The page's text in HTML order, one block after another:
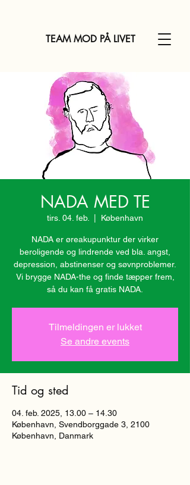
TEAM MOD PÅ LIVET
NADA MED TE
tirs. 04. feb. København
NADA er øreakupunktur der virker
beroligende og lindrende ved bla. angst,
depression, abstinenser og søvnproblemer.
Vi brygge NADA-the og finde tæpper frem,
så du kan få gratis NADA.
Tilmeldingen er lukket
Se andre events
Tid og sted
04. feb. 2025, 13.00 – 14.30
København, Svendborggade 3, 2100
København, Danmark